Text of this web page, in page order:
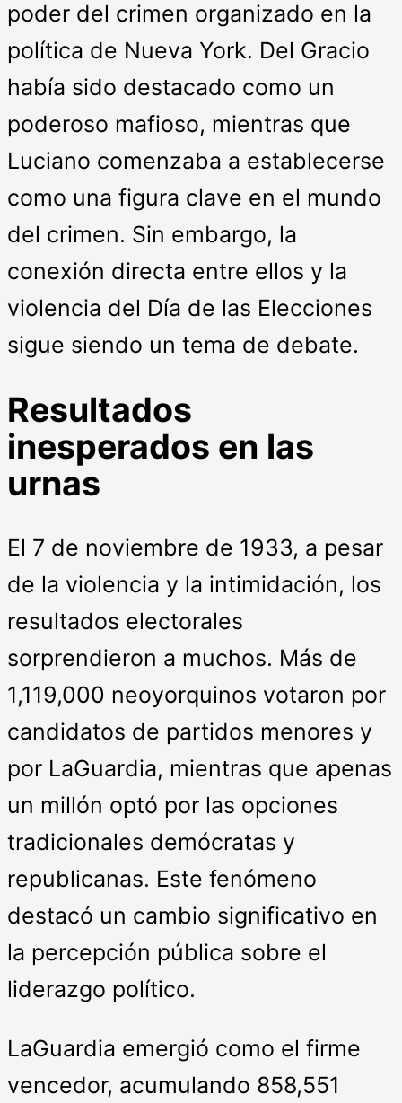
poder del crimen organizado en la
política de Nueva York. Del Gracio
había sido destacado como un
poderoso mafioso, mientras que
Luciano comenzaba a establecerse
como una figura clave en el mundo
del crimen. Sin embargo, la
conexión directa entre ellos y la
violencia del Día de las Elecciones
sigue siendo un tema de debate.
Resultados
inesperados en las
urnas
El 7 de noviembre de 1933, a pesar
de la violencia y la intimidación, los
resultados electorales
sorprendieron a muchos. Más de
1,119,000 neoyorquinos votaron por
candidatos de partidos menores y
por LaGuardia, mientras que apenas
un millón optó por las opciones
tradicionales demócratas y
republicanas. Este fenómeno
destacó un cambio significativo en
la percepción pública sobre el
liderazgo político.
LaGuardia emergió como el firme
vencedor, acumulando 858,551